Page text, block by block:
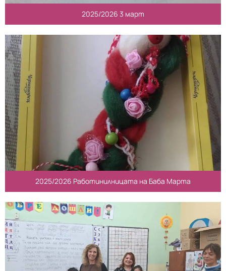
2025/2026 3 март
2025/2026 Работинилницата на Баба Марта